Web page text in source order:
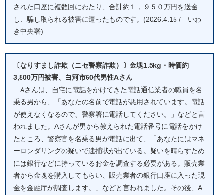
された口座に複数回にわたり、合計約１，９５０万円を送金
し、騙し取られる被害に遭ったものです。(2026.4.15 / いわ
き中央署)
〔なりすまし詐欺（ニセ警察詐欺）〕金塊1.5kg・時価約
3,800万円被害、白河市60代男性Aさん
Aさんは、自宅に電話をかけてきた電話通信業者の職員を名
乗る男から、「あなたの名前で電話が悪用されています。電話
が使えなくなるので、警察署に電話してください。」などと言
われました。Aさんが男から教えられた電話番号に電話をかけ
たところ、警察官を名乗る男が電話に出て、「あなたにはマネ
ーロンダリングの疑いで逮捕状が出ている。疑いを晴らすため
には銀行などに持っているお金を調査する必要がある。販売業
者から金塊を購入してもらい、販売業者の銀行口座に入った現
金を金融庁が調査します。」などと言われました。その後、A